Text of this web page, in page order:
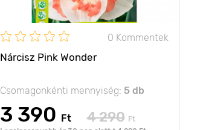
0 Kommentek
Nárcisz Pink Wonder
Csomagonkénti mennyiség: 5 db
3 390 Ft 4 290
Ft